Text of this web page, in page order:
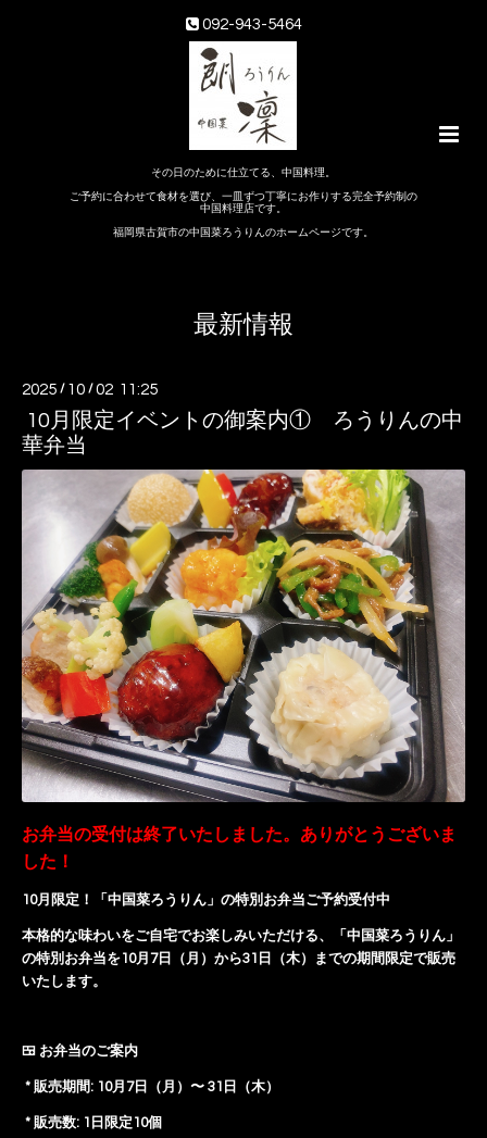
092-943-5464
その日のために仕立てる、中国料理。
ご予約に合わせて食材を選び、一皿ずつ丁寧にお作りする完全予約制の
中国料理店です。
福岡県古賀市の中国菜ろうりんのホームページです。
最新情報
2025 / 10 /02 11:25
10月限定イベントの御案内① ろうりんの中
華弁当
お弁当の受付は終了いたしました。ありがとうございま
した！
10月限定！「中国菜ろうりん」の特別お弁当ご予約受付中
本格的な味わいをご自宅でお楽しみいただける、「中国菜ろうりん」
の特別お弁当を10月7日（月）から31日（木）までの期間限定で販売
いたします。
🍱 お弁当のご案内
* 販売期間: 10月7日（月）〜 31日（木）
* 販売数: 1日限定10個